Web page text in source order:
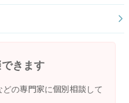
きます
の専門家に個別相談して